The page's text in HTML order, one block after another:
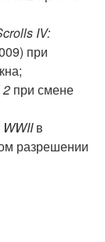
IV:
при
2 при смене
в
разрешении